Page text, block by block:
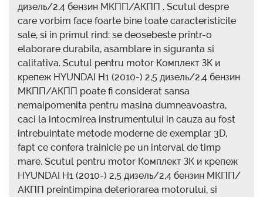
дизель/2,4 бензин МКПП/АКПП . Scutul despre
care vorbim face foarte bine toate caracteristicile
sale, si in primul rind: se deosebeste printr-o
elaborare durabila, asamblare in siguranta si
calitativa. Scutul pentru motor Комплект ЗК и
крепеж HYUNDAI H1 (2010-) 2,5 дизель/2,4 бензин
МКПП/АКПП poate fi considerat sansa
nemaipomenita pentru masina dumneavoastra,
caci la intocmirea instrumentului in cauza au fost
intrebuintate metode moderne de exemplar 3D,
fapt ce confera trainicie pe un interval de timp
mare. Scutul pentru motor Комплект ЗК и крепеж
HYUNDAI H1 (2010-) 2,5 дизель/2,4 бензин МКПП/
АКПП preintimpina deteriorarea motorului, si